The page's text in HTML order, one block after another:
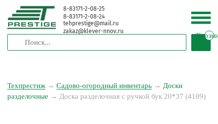
8-83171-2-08-25
8-83171-2-08-24
tehprestige@mail.ru
zakaz@klever-nnov.ru
Техпрестиж → Садово-огородный инвентарь → Доски
разделочные → Доска разделочная с ручкой бук 20*37 (4109)